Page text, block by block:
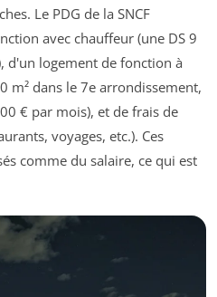
Le PDG de la SNCF
avec chauffeur (une DS 9
d'un logement de fonction à
m² dans le 7e arrondissement,
€ par mois), et de frais de
voyages, etc.). Ces
comme du salaire, ce qui est